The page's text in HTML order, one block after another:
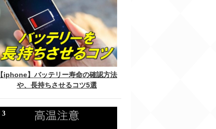
【iphone】バッテリー寿命の確認方法
や、長持ちさせるコツ5選